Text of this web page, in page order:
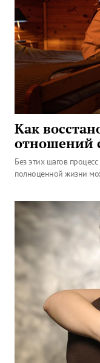
Как
отношений
Без этих шагов
полноценной жизни